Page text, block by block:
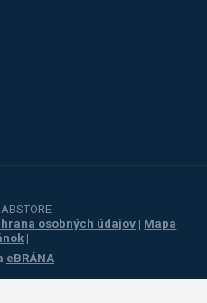
osobných údajov | Mapa
|
eBRÁNA